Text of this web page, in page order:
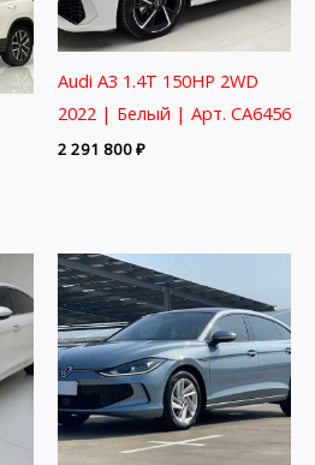
Audi A3 1.4T 150HP 2WD
2022 | Белый | Арт. CA6456
2 291 800₽